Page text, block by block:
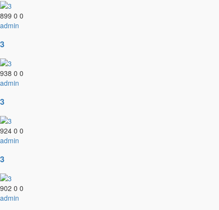
899 0 0
admin
3
938 0 0
admin
3
924 0 0
admin
3
902 0 0
admin